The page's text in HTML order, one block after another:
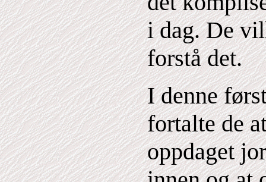
i dag. De
forstå det.
I denne
fortalte de
oppdaget